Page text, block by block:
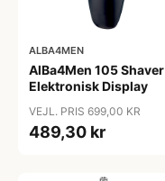
ALBA4MEN
AlBa4Men 105 Shaver
Elektronisk Display
VEJL. PRIS 699,00 KR
489,30 kr